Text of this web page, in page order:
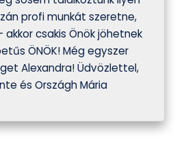
profi munkát szeretne,
csakis Önök jöhetnek
ÖNÖK! Még egyszer
Alexandra! Üdvözlettel,
és Országh Mária